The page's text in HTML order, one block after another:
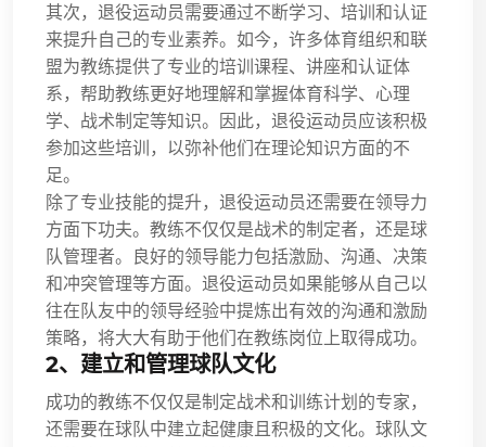
其次，退役运动员需要通过不断学习、培训和认证
来提升自己的专业素养。如今，许多体育组织和联
盟为教练提供了专业的培训课程、讲座和认证体
系，帮助教练更好地理解和掌握体育科学、心理
学、战术制定等知识。因此，退役运动员应该积极
参加这些培训，以弥补他们在理论知识方面的不
足。
除了专业技能的提升，退役运动员还需要在领导力
方面下功夫。教练不仅仅是战术的制定者，还是球
队管理者。良好的领导能力包括激励、沟通、决策
和冲突管理等方面。退役运动员如果能够从自己以
往在队友中的领导经验中提炼出有效的沟通和激励
策略，将大大有助于他们在教练岗位上取得成功。
2、建立和管理球队文化
成功的教练不仅仅是制定战术和训练计划的专家，
还需要在球队中建立起健康且积极的文化。球队文